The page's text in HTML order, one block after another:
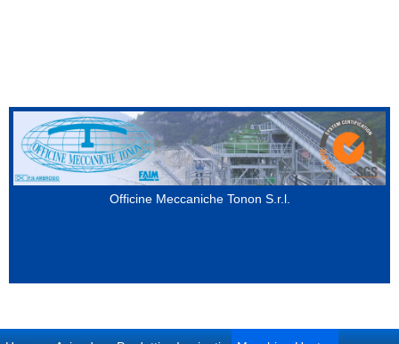
Officine Meccaniche Tonon S.r.l.